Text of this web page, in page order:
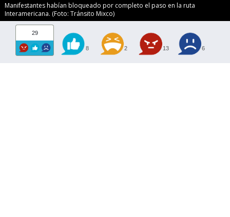
Manifestantes habían bloqueado por completo el paso en la ruta
Interamericana. (Foto: Tránsito Mixco)
29
8 2 13 6